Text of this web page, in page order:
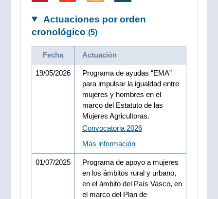
Actuaciones por orden
cronológico (5)
Fecha Actuación
19/05/2026
Programa de ayudas “EMA”
para impulsar la igualdad entre
mujeres y hombres en el
marco del Estatuto de las
Mujeres Agricultoras.
Convocatoria 2026
Más información
01/07/2025
Programa de apoyo a mujeres
en los ámbitos rural y urbano,
en el ámbito del País Vasco, en
el marco del Plan de